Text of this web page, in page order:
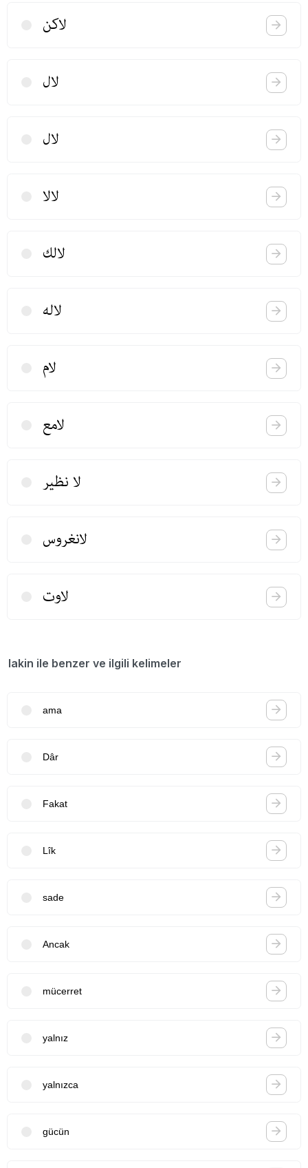
لاكن
لال
لال
لالا
لالك
لاله
لام
لامع
لا نظیر
لانغروس
لاوت
lakin ile benzer ve ilgili kelimeler
ama
Dâr
Fakat
Lîk
sade
Ancak
mücerret
yalnız
yalnızca
gücün